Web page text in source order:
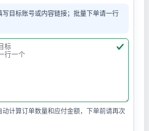
写目标账号或内容链接；批量下单请一行
动计算订单数量和应付金额，下单前请再次